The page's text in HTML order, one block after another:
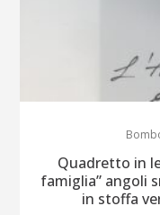
Quadretto in
famiglia” angoli
in stoffa